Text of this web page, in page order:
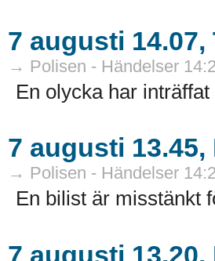
7 augusti
→ Polisen - Händelser
En olycka har
7 augusti
→ Polisen - Händelser
En bilist är misstänkt
7 augusti